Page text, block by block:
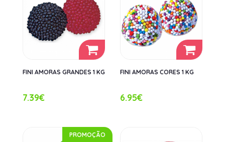
FINI AMORAS GRANDES 1 KG
7.39€
FINI AMORAS CORES 1 KG
6.95€
PROMOÇÃO